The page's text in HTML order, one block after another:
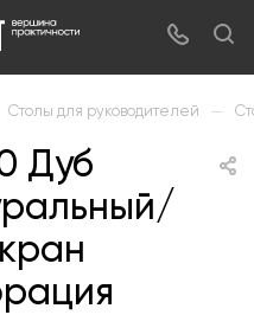
Столы для руководителей —
Дуб